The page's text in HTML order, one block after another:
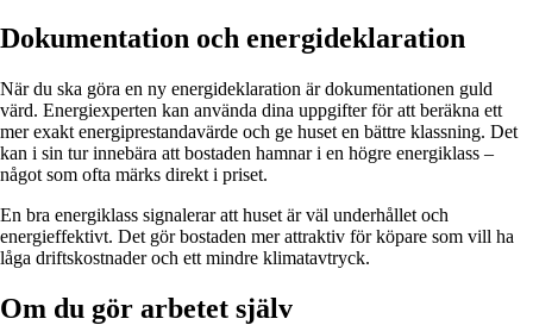
Dokumentation och energideklaration
När du ska göra en ny energideklaration är dokumentationen guld
värd. Energiexperten kan använda dina uppgifter för att beräkna ett
mer exakt energiprestandavärde och ge huset en bättre klassning. Det
kan i sin tur innebära att bostaden hamnar i en högre energiklass –
något som ofta märks direkt i priset.
En bra energiklass signalerar att huset är väl underhållet och
energieffektivt. Det gör bostaden mer attraktiv för köpare som vill ha
låga driftskostnader och ett mindre klimatavtryck.
Om du gör arbetet själv